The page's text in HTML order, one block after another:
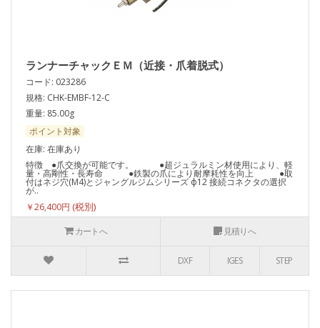
ランナーチャックＥＭ（近接・爪着脱式）
コード: 023286
規格: CHK-EMBF-12-C
重量: 85.00g
ポイント対象
在庫: 在庫あり
特徴 ●爪交換が可能です。 ●超ジュラルミン材使用により、軽
量・高剛性・長寿命 ●鉄製の爪により耐摩耗性を向上 ●取
付はネジ穴(M4)とジャングルジムシリーズ ф12 接続コネクタの選択
が..
￥26,400円
カートへ
見積りへ
DXF IGES STEP